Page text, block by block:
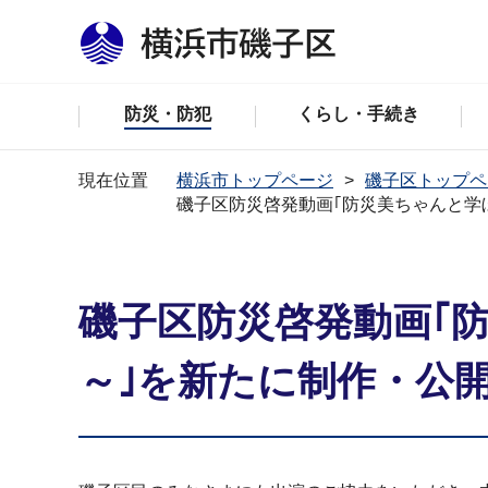
防災・防犯 くらし・手続き
現在位置 横浜市トップページ
磯子区トップ
磯子区防災啓発動画｢防災美ちゃんと
磯子区防災啓発動画｢
～｣を新たに制作・公